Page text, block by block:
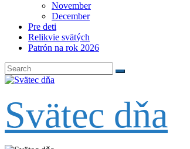
November
December
Pre deti
Relikvie svätých
Patrón na rok 2026
Svätec dňa